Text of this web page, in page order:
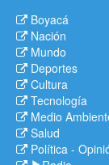
Boyacá
Nación
Mundo
Deportes
Cultura
Tecnología
Medio
Salud
Política -